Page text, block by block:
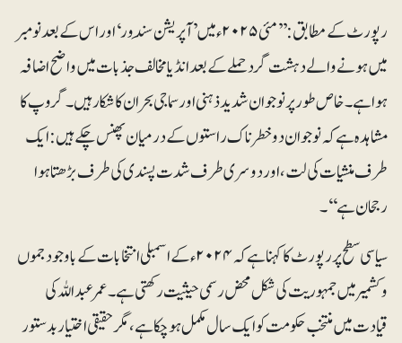
رپورٹ کے مطابق: ’’مئی ۲۰۲۵ء میں ’آپریشن سِندور‘ اور اس کے بعد نومبر
میں ہونے والے دہشت گرد حملے کے بعد انڈیا مخالف جذبات میں واضح اضافہ
ہوا ہے۔ خاص طور پر نوجوان شدید ذہنی اور سماجی بحران کا شکار ہیں۔ گروپ کا
مشاہدہ ہے کہ نوجوان دو خطرناک راستوں کے درمیان پھنس چکے ہیں: ایک
طرف منشیات کی لت، اور دوسری طرف شدت پسندی کی طرف بڑھتا ہوا
رجحان ہے‘‘۔
سیاسی سطح پر رپورٹ کا کہنا ہے کہ ۲۰۲۴ء کے اسمبلی انتخابات کے باوجود جموں
و کشمیر میں جمہوریت کی شکل محض رسمی حیثیت رکھتی ہے۔ عمر عبداللہ کی
قیادت میں منتخب حکومت کو ایک سال مکمل ہوچکا ہے، مگر حقیقی اختیار بدستور